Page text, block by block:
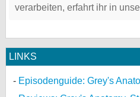
verarbeiten, erfahrt ihr in
LINKS
Episodenguide: Grey's